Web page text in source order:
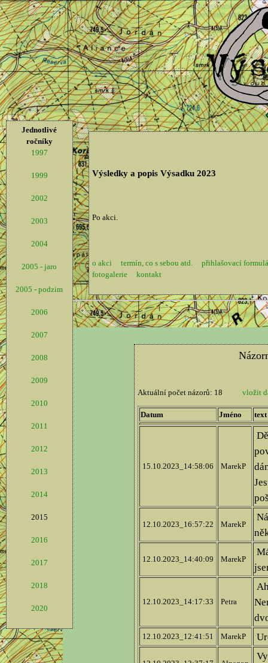
Jednotlivé
ročníky
1997
1999
2002
2003
2004
2005 - jaro
2005 - podzim
2006
2007
2008
2009
2010
2011
2012
2013
2014
2015
2016
2017
2018
2020
Výsledky a popis Výsadku 2023
Po akci.
o akci termín, co s sebou atd.
přihlašovací
fotogalerie
kontakt